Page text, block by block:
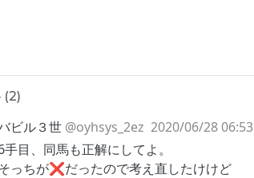
(2)
ビル３世 @oyhsys_2ez 2020/06/28 06:53
手目、同馬も正解にしてよ。
っちが❌だったので考え直したけけど